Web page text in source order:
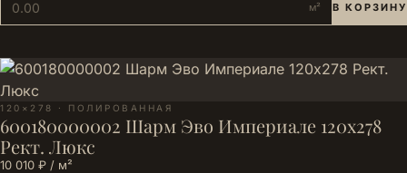
м² В КОРЗИНУ
120×278 · ПОЛИРОВАННАЯ
600180000002 Шарм Эво Империале 120х278
Рект. Люкс
10 010 ₽ / м²